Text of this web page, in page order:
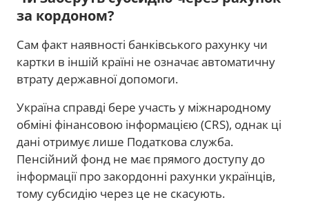
за кордоном?
Сам факт наявності банківського рахунку чи
картки в іншій країні не означає автоматичну
втрату державної допомоги.
Україна справді бере участь у міжнародному
обміні фінансовою інформацією (CRS), однак ці
дані отримує лише Податкова служба.
Пенсійний фонд не має прямого доступу до
інформації про закордонні рахунки українців,
тому субсидію через це не скасують.